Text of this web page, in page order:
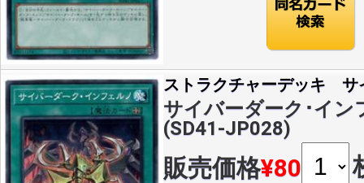
ストラクチャーデッキ サ
サイバーダーク･イン
(SD41-JP028)
販売価格¥80